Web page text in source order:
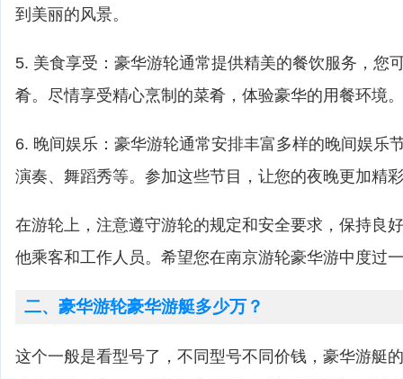
到美丽的风景。
5. 美食享受：豪华游轮通常提供精美的餐饮服务，您
肴。尽情享受精心烹制的菜肴，体验豪华的用餐环境。
6. 晚间娱乐：豪华游轮通常安排丰富多样的晚间娱乐
演奏、舞蹈秀等。参加这些节目，让您的夜晚更加精
在游轮上，注意遵守游轮的规定和安全要求，保持良
他乘客和工作人员。希望您在南京游轮豪华游中度过
二、豪华游轮豪华游艇多少万？
这个一般是看型号了，不同型号不同价钱，豪华游艇